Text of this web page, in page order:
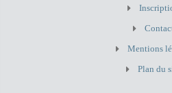
Mentions
Plan du